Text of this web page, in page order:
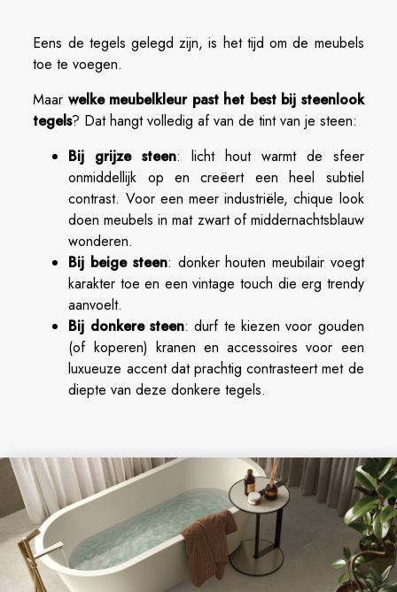
Eens de tegels gelegd zijn, is het tijd om de meubels
toe te voegen.
Maar welke meubelkleur past het best bij steenlook
tegels? Dat hangt volledig af van de tint van je steen:
Bij grijze steen: licht hout warmt de sfeer
onmiddellijk op en creëert een heel subtiel
contrast. Voor een meer industriële, chique look
doen meubels in mat zwart of middernachtsblauw
wonderen.
Bij beige steen: donker houten meubilair voegt
karakter toe en een vintage touch die erg trendy
aanvoelt.
Bij donkere steen: durf te kiezen voor gouden
(of koperen) kranen en accessoires voor een
luxueuze accent dat prachtig contrasteert met de
diepte van deze donkere tegels.